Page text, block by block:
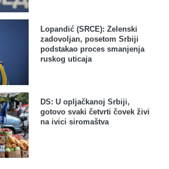
Lopandić (SRCE): Zelenski
zadovoljan, posetom Srbiji
podstakao proces smanjenja
ruskog uticaja
DS: U opljačkanoj Srbiji,
gotovo svaki četvrti čovek živi
na ivici siromaštva